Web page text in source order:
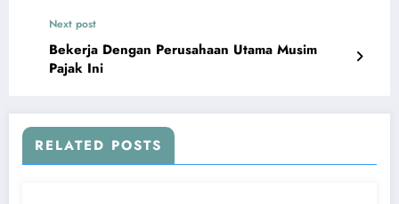
Next post
Bekerja Dengan Perusahaan Utama Musim
Pajak Ini
RELATED POSTS